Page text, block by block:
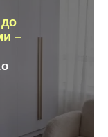
–